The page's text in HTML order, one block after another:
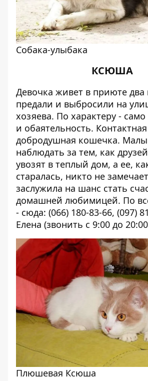
Собака-улыбака
КСЮША
Девочка живет в приюте два
предали и выбросили на
хозяева. По характеру -
и обаятельность.
добродушная кошечка.
наблюдать за тем, как
увозят в теплый дом, а ее,
старалась, никто не
заслужила на шанс стать
домашней любимицей. По
- сюда: (066) 180-83-66, (097)
Елена (звонить с 9:00 до
Плюшевая Ксюша